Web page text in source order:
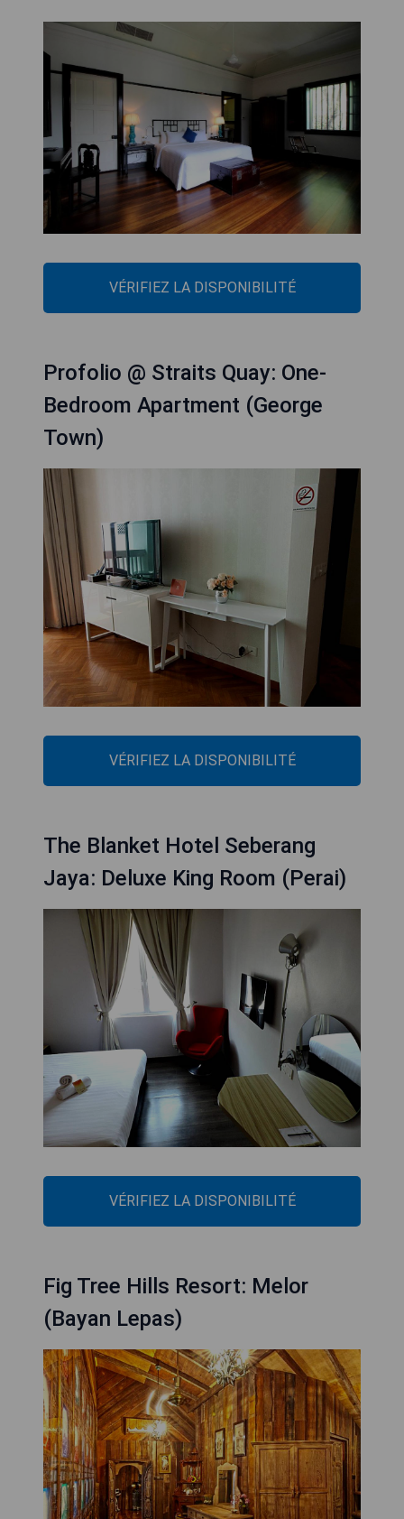
VÉRIFIEZ LA DISPONIBILITÉ
Profolio @ Straits Quay: One-
Bedroom Apartment (George
Town)
VÉRIFIEZ LA DISPONIBILITÉ
The Blanket Hotel Seberang
Jaya: Deluxe King Room (Perai)
VÉRIFIEZ LA DISPONIBILITÉ
Fig Tree Hills Resort: Melor
(Bayan Lepas)